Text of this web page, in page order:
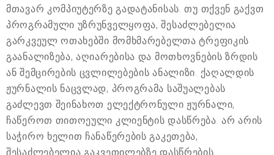
მთავარ კომპიუტერზე გადატანისას. თუ თქვენ გაქვთ
პროგრამული უზრუნველყოფა, შესაძლებელია
გარკვეულ ოთახებში მომხმარებელთა ტრეფიკის
გაანალიზება, აღიარებისა და მოთხოვნების ზრდის
ან შემცირების ცვლილებების ანალიზი. ქაღალდის
ჟურნალის ნაცვლად, პროგრამა საშუალებას
გაძლევთ შეინახოთ ელექტრონული ჟურნალი,
ჩაწეროთ თითოეული კლიენტის დასწრება. არ არის
საჭირო ხელით ჩანაწერების გაკეთება,
შესაძლებელია გაკვეთილებზე დასწრების